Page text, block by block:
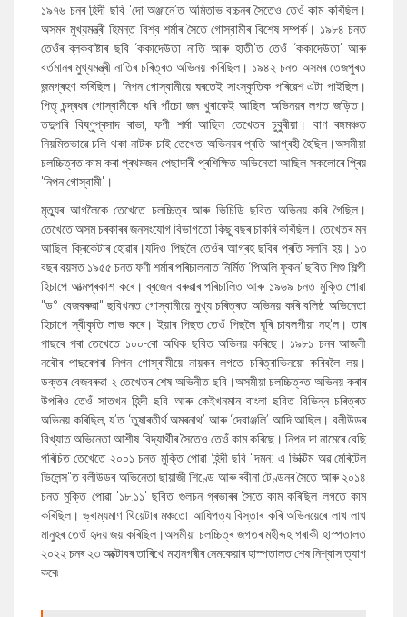
১৯৭৬ চনৰ হিন্দী ছবি ‘দো অঞ্জানে’ত অমিতাভ বচ্চনৰ সৈতেও তেওঁ কাম কৰিছিল।
অসমৰ মুখ্যমন্ত্ৰী হিমন্ত বিশ্ব শৰ্মাৰ সৈতে গোস্বামীৰ বিশেষ সম্পৰ্ক। ১৯৮৪ চনত
তেওঁৰ ব্লকবাষ্টাৰ ছবি ‘ককাদেউতা নাতি আৰু হাতী’ত তেওঁ ‘ককাদেউতা’ আৰু
বৰ্তমানৰ মুখ্যমন্ত্ৰী নাতিৰ চৰিত্ৰত অভিনয় কৰিছিল। ১৯৪২ চনত অসমৰ তেজপুৰত
জন্মগ্ৰহণ কৰিছিল। নিপন গোস্বামীয়ে ঘৰতেই সাংস্কৃতিক পৰিৱেশ এটা পাইছিল।
পিতৃ চন্দ্ৰধৰ গোস্বামীকে ধৰি পাঁচো জন খুৰাকেই আছিল অভিনয়ৰ লগত জড়িত।
তদুপৰি বিষ্ণুপ্ৰসাদ ৰাভা, ফণী শৰ্মা আছিল তেখেতৰ চুবুৰীয়া। বাণ ৰঙ্গমঞ্চত
নিয়মিতভাৱে চলি থকা নাটক চাই তেখেত অভিনয়ৰ প্ৰতি আগ্ৰহী হৈছিল।অসমীয়া
চলচ্চিত্ৰত কাম কৰা প্ৰথমজন পেছাদাৰী প্ৰশিক্ষিত অভিনেতা আছিল সকলোৰে প্ৰিয়
'নিপন গোস্বামী'।
মৃত্যুৰ আগলৈকে তেখেতে চলচ্চিত্ৰ আৰু ভিচিডি ছবিত অভিনয় কৰি গৈছিল।
তেখেতে অসম চৰকাৰৰ জনসংযোগ বিভাগতো কিছু বছৰ চাকৰি কৰিছিল। তেখেতৰ মন
আছিল ক্ৰিকেটাৰ হোৱাৰ।যদিও পিছলৈ তেওঁৰ আগ্ৰহ ছবিৰ প্ৰতি সলনি হয়। ১৩
বছৰ বয়সত ১৯৫৫ চনত ফণী শৰ্মাৰ পৰিচালনাত নিৰ্মিত ‘পিঅলি ফুকন’ ছবিত শিশু শিল্পী
হিচাপে আত্মপ্ৰকাশ কৰে। ব্ৰজেন বৰুৱাৰ পৰিচালিত আৰু ১৯৬৯ চনত মুক্তি পোৱা
"ড° বেজবৰুৱা" ছবিখনত গোস্বামীয়ে মুখ্য চৰিত্ৰত অভিনয় কৰি বলিষ্ঠ অভিনেতা
হিচাপে স্বীকৃতি লাভ কৰে। ইয়াৰ পিছত তেওঁ পিছলৈ ঘূৰি চাবলগীয়া নহ'ল। তাৰ
পাছৰে পৰা তেখেতে ১০০-ৰো অধিক ছবিত অভিনয় কৰিছে। ১৯৮১ চনৰ আজলী
নবৌৰ পাছৰেপৰা নিপন গোস্বামীয়ে নায়কৰ লগতে চৰিত্ৰাভিনয়ো কৰিবলৈ লয়।
ডক্তৰ বেজবৰুৱা‌ ২ তেখেতৰ শেষ অভিনীত ছবি।অসমীয়া চলচ্চিত্ৰত অভিনয় কৰাৰ
উপৰিও তেওঁ সাতখন হিন্দী ছবি আৰু কেইখনমান বাংলা ছবিত বিভিন্ন চৰিত্ৰত
অভিনয় কৰিছিল, য’ত ‘তুষাৰতীৰ্থ অমৰনাথ’ আৰু ‘দেবাঞ্জলি’ আদি আছিল। বলীউডৰ
বিখ্যাত অভিনেতা আশীষ বিদ্যাৰ্থীৰ সৈতেও তেওঁ কাম কৰিছে। নিপন দা নামেৰে বেছি
পৰিচিত তেখেতে ২০০১ চনত মুক্তি পোৱা হিন্দী ছবি "দমন: এ ভিক্টিম অৱ মেৰিটেল
ভিলেন্স"ত বলীউডৰ অভিনেতা ছায়াজী শিণ্ডে আৰু ৰবীনা টেণ্ডনৰ সৈতে আৰু ২০১৪
চনত মুক্তি পোৱা '১৮.১১' ছবিত গুলচন গ্ৰভাৰৰ সৈতে কাম কৰিছিল লগতে কাম
কৰিছিল। ভ্ৰাম্যমাণ থিয়েটাৰ মঞ্চতো আধিপত্য বিস্তাৰ কৰি অভিনয়েৰে লাখ লাখ
মানুহৰ তেওঁ হৃদয় জয় কৰিছিল।অসমীয়া চলচ্চিত্ৰ জগতৰ মহীৰূহ গৰাকী হাস্পতালত
২০২২ চনৰ ২৩ অক্টোবৰ তাৰিখে মহানগৰীৰ নেমকেয়াৰ হাস্পতালত শেষ নিশ্বাস ত্যাগ
কৰে৷